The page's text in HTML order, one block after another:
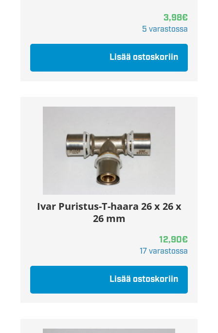
3,98€
5 varastossa
Lisää ostoskoriin
Ivar Puristus-T-haara 26 x 26 x
26 mm
12,90€
17 varastossa
Lisää ostoskoriin